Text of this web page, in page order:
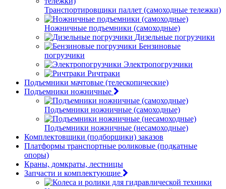
Транспортировщики паллет (самоходные тележки)
Ножничные подъемники (самоходные)
Дизельные погрузчики
Бензиновые
погрузчики
Электропогрузчики
Ричтраки
Подъемники мачтовые (телескопические)
Подъемники ножничные
Подъемники ножничные (самоходные)
Подъемники ножничные (несамоходные)
Комплектовщики (подборщики) заказов
Платформы транспортные роликовые (подкатные
опоры)
Краны, домкраты, лестницы
Запчасти и комплектующие